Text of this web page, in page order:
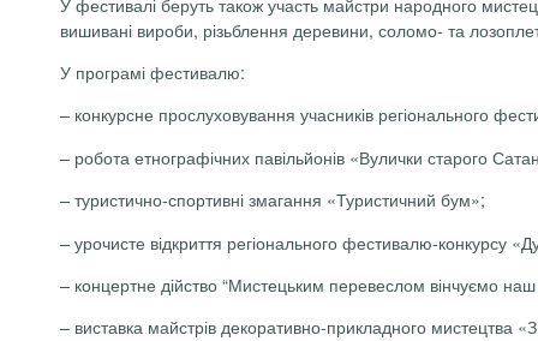
вишивані вироби, різьблення деревини, соломо- та
У програмі фестивалю:
– конкурсне прослуховування учасників регіонального
– робота етнографічних павільйонів «Вулички старого
– туристично-спортивні змагання «Туристичний бум»;
– урочисте відкриття регіонального фестивалю-конкурсу
– концертне дійство “Мистецьким перевеслом вінчуємо
– виставка майстрів декоративно-прикладного мистецтва